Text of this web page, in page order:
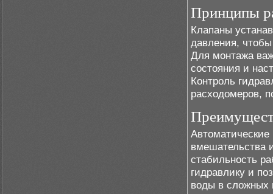
Принципы
Клапаны
давления,
Для монтажа
состояния и
Контроль
расходомеров,
вмешательства
стабильность
гидравлику и
воды в сложных